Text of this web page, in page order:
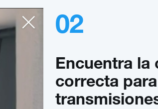
02
Encuentra la
correcta